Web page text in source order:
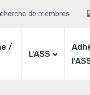
de membres
/
L'ASS